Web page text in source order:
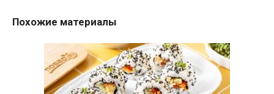
Похожие материалы